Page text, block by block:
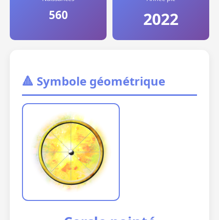
560 2022
🔺 Symbole géométrique